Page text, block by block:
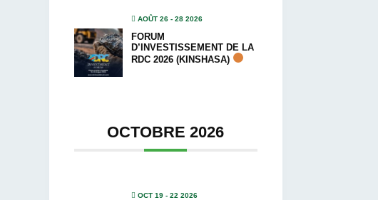
AOÛT 26 - 28 2026
FORUM
D’INVESTISSEMENT DE LA
RDC 2026 (KINSHASA)
OCTOBRE 2026
OCT 19 - 22 2026